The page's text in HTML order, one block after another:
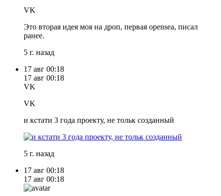
VK
Это вторая идея моя на дроп, первая opensea, писал
ранее.
5 г. назад
17 авг 00:18
17 авг 00:18
VK
VK
и кстати 3 года проекту, не тольк созданный
5 г. назад
17 авг 00:18
17 авг 00:18